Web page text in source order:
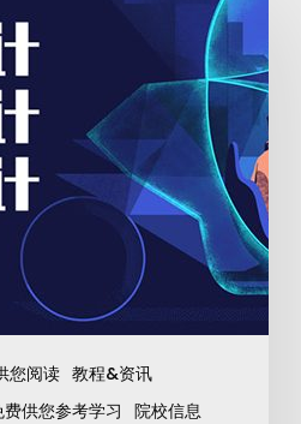
您阅读 教程&资讯
供您参考学习 院校信息